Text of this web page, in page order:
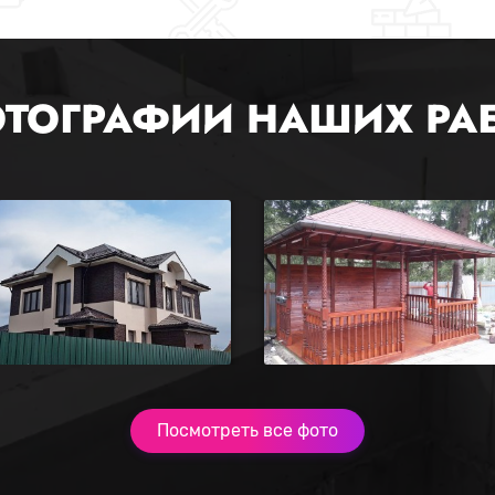
НАШИХ
Посмотреть все фото